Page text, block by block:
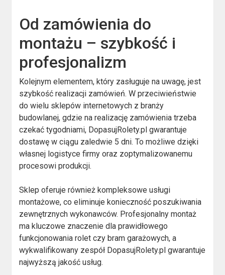
Od zamówienia do
montażu – szybkość i
profesjonalizm
Kolejnym elementem, który zasługuje na uwagę, jest
szybkość realizacji zamówień. W przeciwieństwie
do wielu sklepów internetowych z branży
budowlanej, gdzie na realizację zamówienia trzeba
czekać tygodniami, DopasujRolety.pl gwarantuje
dostawę w ciągu zaledwie 5 dni. To możliwe dzięki
własnej logistyce firmy oraz zoptymalizowanemu
procesowi produkcji.
Sklep oferuje również kompleksowe usługi
montażowe, co eliminuje konieczność poszukiwania
zewnętrznych wykonawców. Profesjonalny montaż
ma kluczowe znaczenie dla prawidłowego
funkcjonowania rolet czy bram garażowych, a
wykwalifikowany zespół DopasujRolety.pl gwarantuje
najwyższą jakość usług.